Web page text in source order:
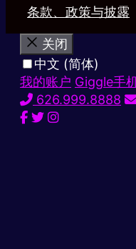
条款、政策与披露
关闭
中文 (简体)
我的账户 Giggle手
626.999.8888